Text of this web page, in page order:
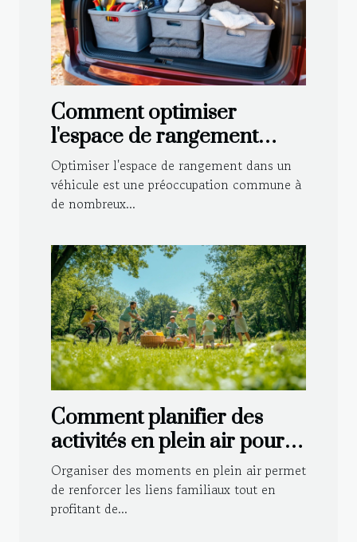
Comment optimiser
l'espace de rangement
dans votre véhicule ?
Optimiser l'espace de rangement dans un
véhicule est une préoccupation commune à
de nombreux...
Comment planifier des
activités en plein air pour
toute la famille ?
Organiser des moments en plein air permet
de renforcer les liens familiaux tout en
profitant de...